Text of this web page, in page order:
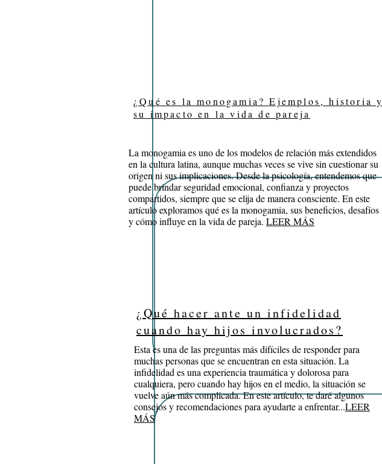
¿Qué es la monogamia? Ejemplos, historia y
su impacto en la vida de pareja
La monogamia es uno de los modelos de relación más extendidos
en la cultura latina, aunque muchas veces se vive sin cuestionar su
origen ni sus implicaciones. Desde la psicología, entendemos que
puede brindar seguridad emocional, confianza y proyectos
compartidos, siempre que se elija de manera consciente. En este
artículo exploramos qué es la monogamia, sus beneficios, desafíos
y cómo influye en la vida de pareja. LEER MÁS
Esta es una de las preguntas más difíciles de responder para
muchas personas que se encuentran en esta situación. La
infidelidad es una experiencia traumática y dolorosa para
cualquiera, pero cuando hay hijos en el medio, la situación se
vuelve aún más complicada. En este artículo, te daré algunos
consejos y recomendaciones para ayudarte a enfrentar...LEER
MÁS
¿Qué hacer ante un infidelidad
cuando hay hijos involucrados?